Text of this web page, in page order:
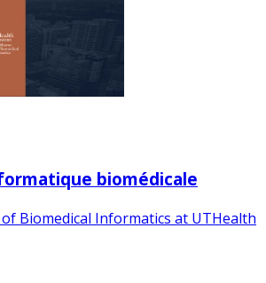
biomédicale
Biomedical Informatics at UTHealth